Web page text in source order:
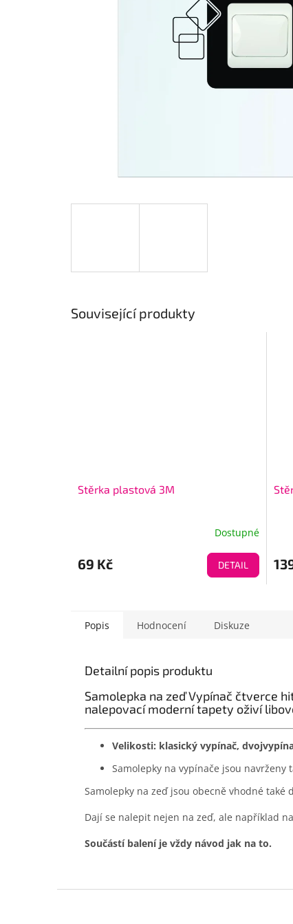
Související produkty
Stěrka plastová 3M
Dostupné
69 Kč DETAIL
Popis Hodnocení Diskuze
Detailní popis produktu
Samolepka na zeď Vypínač čtverce
nalepovací moderní tapety oživí
Velikosti: klasický vypínač,
Samolepky na vypínače jsou navrženy
Samolepky na zeď jsou obecně vhodné
Dají se nalepit nejen na zeď, ale například
Součástí balení je vždy návod jak na to.